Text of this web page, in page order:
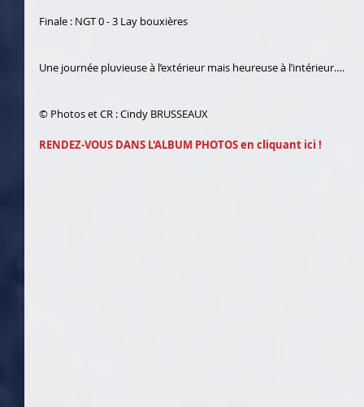
Finale : NGT 0 - 3 Lay bouxières
Une journée pluvieuse à l’extérieur mais heureuse à l’intérieur….
© Photos et CR : Cindy BRUSSEAUX
RENDEZ-VOUS DANS L'ALBUM PHOTOS en cliquant ici !